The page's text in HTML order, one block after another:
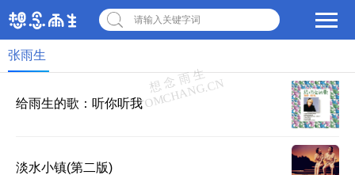
请输入关键字词
张雨生
给雨生的歌：听你听我
淡水小镇(第二版)